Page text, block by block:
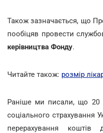
Також зазначається, що
пообіцяв провести
керівництва Фонду.
Читайте також: розмір
Раніше ми писали, що 20
соціального страхування
перерахування коштів